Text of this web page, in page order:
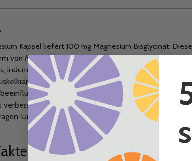
Kapsel liefert 100 mg Magnesium Bisglycinat:
von Magnesium nach einem bariatrischen Eingriff.
indem es den Glukosestoffwechsel unterstützt,
zu reduzieren. Außerdem spielt
den Parathormon- und Vitamin-D-Spiegel.
Ein Mangel an Magnesium kann zur
Unsere Celebrate Magnesium Kapsel ist vegan
& Zutaten